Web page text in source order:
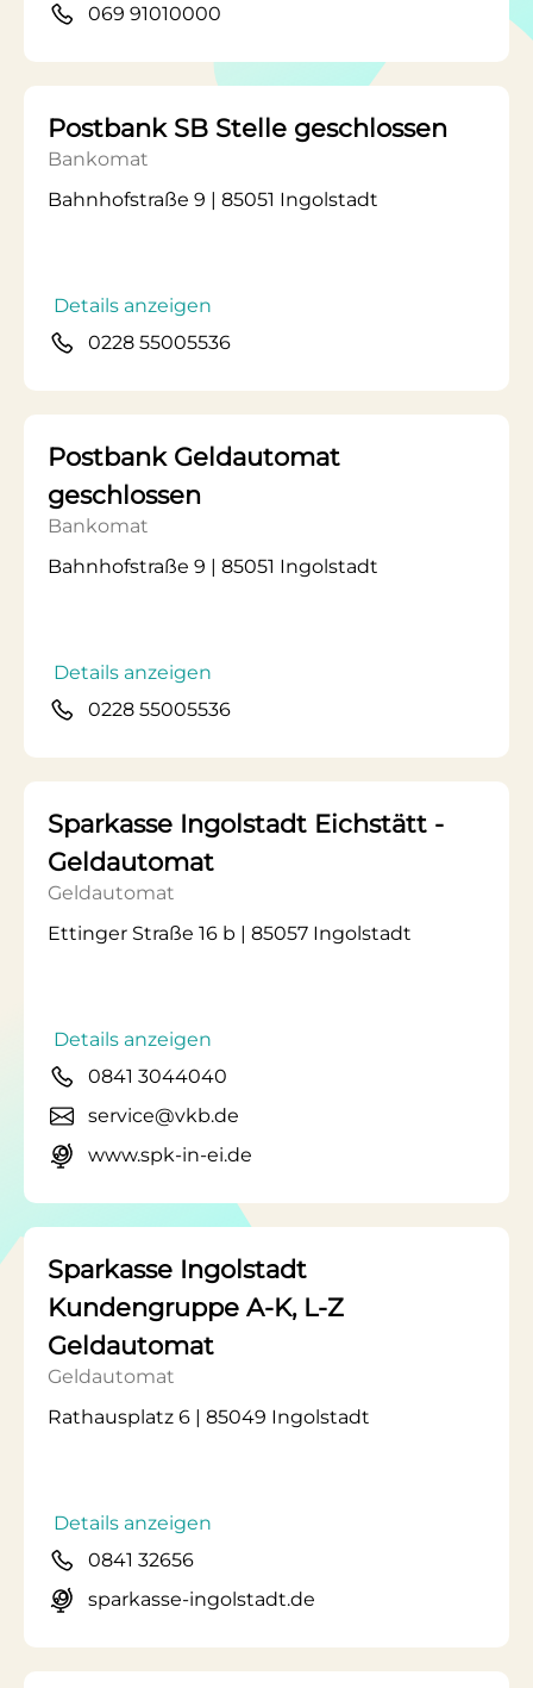
069 91010000
Postbank SB Stelle geschlossen
Bankomat
Bahnhofstraße 9 | 85051 Ingolstadt
Details anzeigen
0228 55005536
Postbank Geldautomat
geschlossen
Bankomat
Bahnhofstraße 9 | 85051 Ingolstadt
Details anzeigen
0228 55005536
Sparkasse Ingolstadt Eichstätt -
Geldautomat
Geldautomat
Ettinger Straße 16 b | 85057 Ingolstadt
Details anzeigen
0841 3044040
service@vkb.de
www.spk-in-ei.de
Sparkasse Ingolstadt
Kundengruppe A-K, L-Z
Geldautomat
Geldautomat
Rathausplatz 6 | 85049 Ingolstadt
Details anzeigen
0841 32656
sparkasse-ingolstadt.de